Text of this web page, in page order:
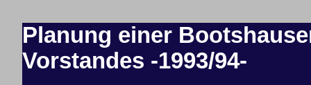
Planung einer
Vorstandes -1993/94-